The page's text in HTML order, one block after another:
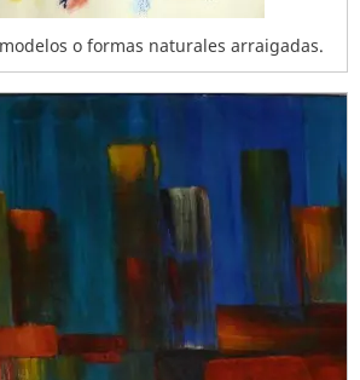
o formas naturales arraigadas.